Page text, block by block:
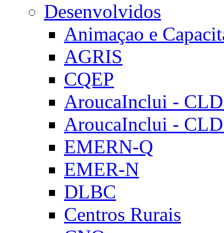
Desenvolvidos
Animaçao e
AGRIS
CQEP
AroucaInclui -
AroucaInclui -
EMERN-Q
EMER-N
DLBC
Centros Rurais